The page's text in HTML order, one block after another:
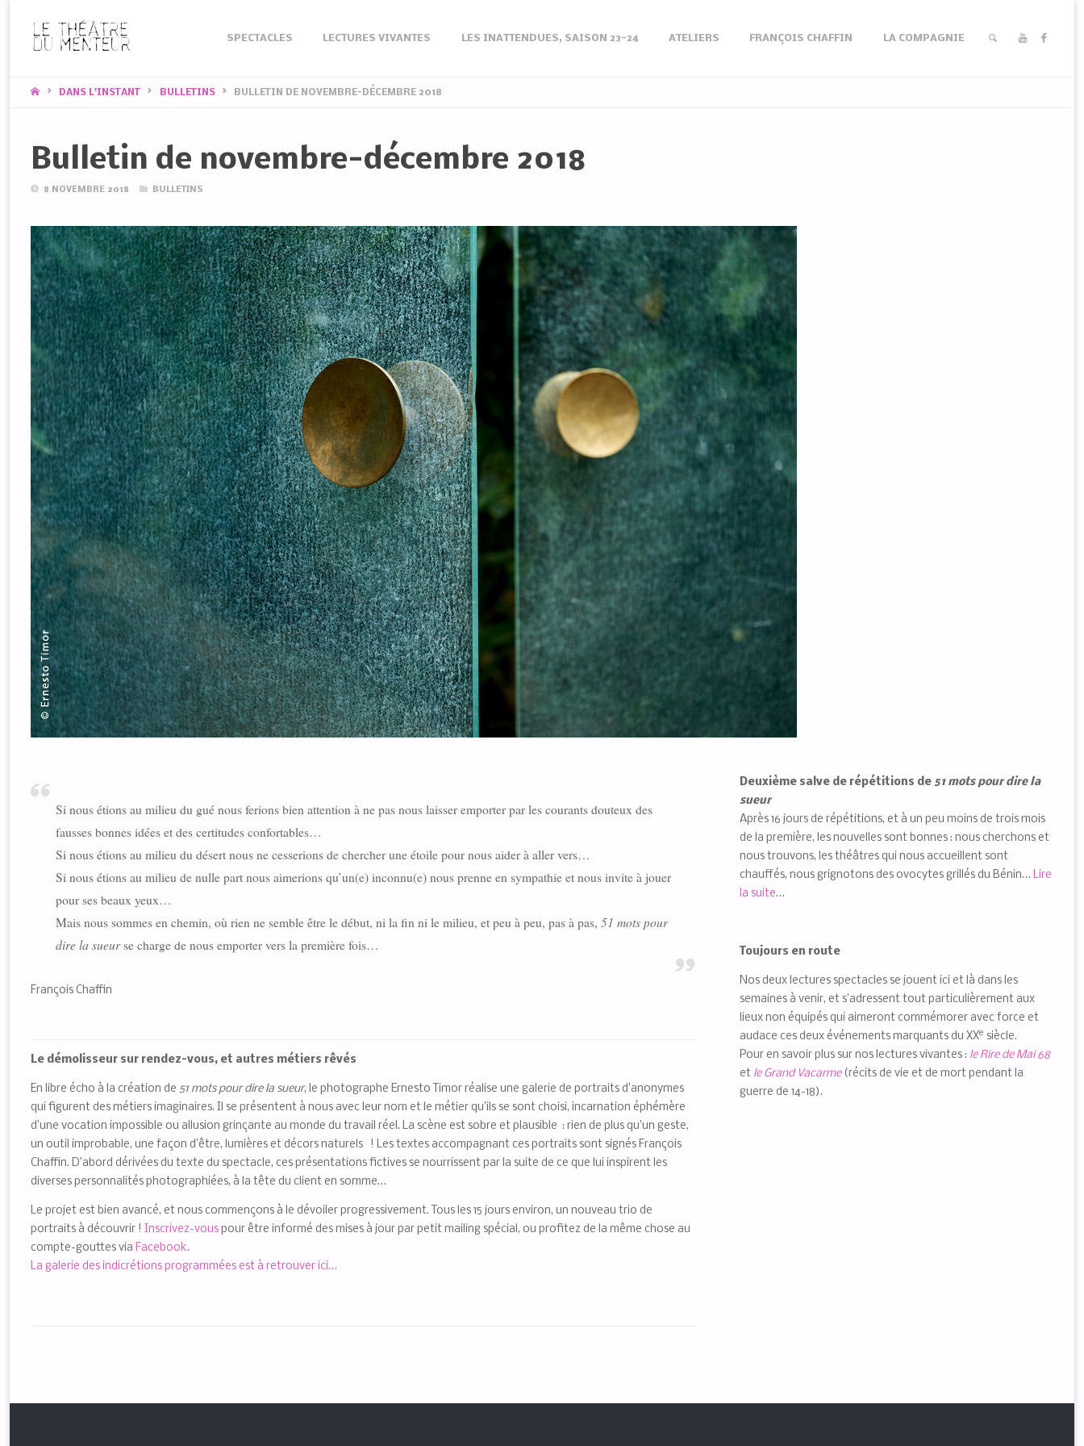
content
SPECTACLES LECTURES VIVANTES LES INATTENDUES, SAISON 23-24 ATELIERS FRANÇOIS CHAFFIN LA COMPAGNIE
HOMEDANS L'INSTANT BULLETINS BULLETIN DE NOVEMBRE-DÉCEMBRE 2018
Bulletin de novembre-décembre 2018
8 NOVEMBRE 2018 BULLETINS
Si nous étions au milieu du gué nous ferions bien attention à ne pas nous laisser emporter par les courants douteux des
fausses bonnes idées et des certitudes confortables…
Si nous étions au milieu du désert nous ne cesserions de chercher une étoile pour nous aider à aller vers…
Si nous étions au milieu de nulle part nous aimerions qu’un(e) inconnu(e) nous prenne en sympathie et nous invite à jouer
pour ses beaux yeux…
Mais nous sommes en chemin, où rien ne semble être le début, ni la fin ni le milieu, et peu à peu, pas à pas,51 mots pour
dire la sueurse charge de nous emporter vers la première fois…
François Chaffin
Le démolisseur sur rendez-vous, et autres métiers rêvés
En libre écho à la création de 51 mots pourdire la sueur, le photographe Ernesto Timor réalise une galerie de portraits d’anonymes
qui figurent des métiers imaginaires. Il se présentent à nous avec leur nom et le métier qu’ils se sont choisi, incarnation éphémère
d’une vocation impossible ou allusion grinçante au monde du travail réel. La scène est sobre et plausible : rien de plus qu’un geste,
un outil improbable, une façon d’être, lumières et décors naturels ! Les textes accompagnant ces portraits sont signés François
Chaffin. D’abord dérivées du texte du spectacle, ces présentations fictives se nourrissent par la suite de ce que lui inspirent les
diverses personnalités photographiées, à la tête du client en somme…
Le projet est bien avancé, et nous commençons à le dévoiler progressivement. Tous les 15 jours environ, un nouveau trio de
portraits à découvrir ! Inscrivez-vous pour être informé des mises à jour par petit mailing spécial, ou profitez de la même chose au
compte-gouttes via Facebook.
La galerie des indicrétions programmées est à retrouver ici…
Deuxième salve de répétitions de 51 mots pour dire la
sueur
Après 16 jours de répétitions, et à un peu moins de trois mois
de la première, les nouvelles sont bonnes : nous cherchons et
nous trouvons, les théâtres qui nous accueillent sont
chauffés, nous grignotons des ovocytes grillés du Bénin… Lire
la suite…
Toujours en route
Nos deux lectures spectacles se jouent ici et là dans les
semaines à venir, et s’adressent tout particulièrement aux
lieux non équipés qui aimeront commémorer avec force et
audace ces deux événements marquants du XXe siècle.
Pour en savoir plus sur nos lectures vivantes : le Rire de Mai 68
et le Grand Vacarme(récits de vie et de mort pendant la
guerre de 14-18).